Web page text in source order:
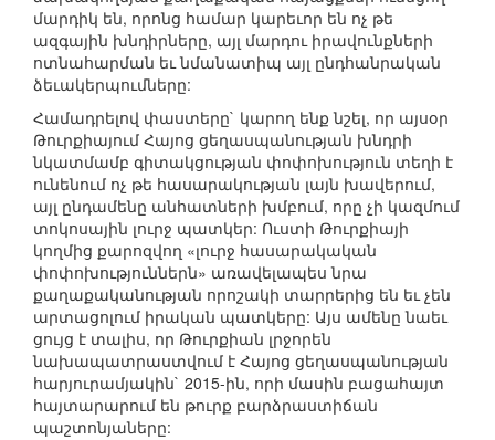
մարդիկ են, որոնց համար կարեւոր են ոչ թե
ազգային խնդիրները, այլ մարդու իրավունքների
ոտնահարման եւ նմանատիպ այլ ընդհանրական
ձեւակերպումները:
Համադրելով փաստերը` կարող ենք նշել, որ այսօր
Թուրքիայում Հայոց ցեղասպանության խնդրի
նկատմամբ գիտակցության փոփոխություն տեղի է
ունենում ոչ թե հասարակության լայն խավերում,
այլ ընդամենը անհատների խմբում, որը չի կազմում
տոկոսային լուրջ պատկեր: Ուստի Թուրքիայի
կողմից քարոզվող «լուրջ հասարակական
փոփոխություններն» առավելապես նրա
քաղաքականության որոշակի տարրերից են եւ չեն
արտացոլում իրական պատկերը: Այս ամենը նաեւ
ցույց է տալիս, որ Թուրքիան լրջորեն
նախապատրաստվում է Հայոց ցեղասպանության
հարյուրամյակին` 2015-ին, որի մասին բացահայտ
հայտարարում են թուրք բարձրաստիճան
պաշտոնյաները: